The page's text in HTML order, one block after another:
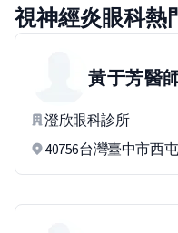
視神經炎眼科熱
黃于芳醫
澄欣眼科診所
40756台灣臺中市西